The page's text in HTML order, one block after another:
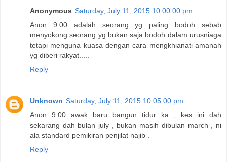
Anonymous Saturday, July 11, 2015 10:00:00 pm
Anon 9.00 adalah seorang yg paling bodoh sebab
menyokong seorang yg bukan saja bodoh dalam urusniaga
tetapi menguna kuasa dengan cara mengkhianati amanah
yg diberi rakyat.....
Reply
Unknown Saturday, July 11, 2015 10:05:00 pm
Anon 9.00 awak baru bangun tidur ka , kes ini dah
sekarang dah bulan july , bukan masih dibulan march , ni
ala standard pemikiran penjilat najib .
Reply